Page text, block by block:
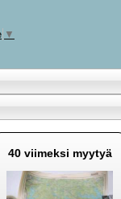
▼
40 viimeksi myytyä